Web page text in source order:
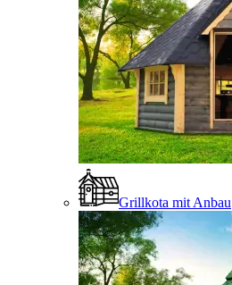
Grillkota mit Anbau